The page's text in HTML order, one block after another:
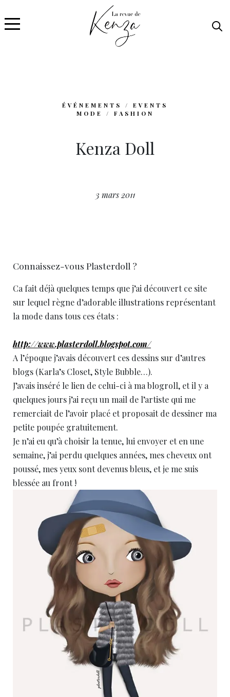
ÉVÉNEMENTS / EVENTS
MODE / FASHION
Kenza Doll
3 mars 2011
Connaissez-vous Plasterdoll ?
Ca fait déjà quelques temps que j’ai découvert ce site
sur lequel règne d’adorable illustrations représentant
la mode dans tous ces états :
http://www.plasterdoll.blogspot.com/
A l’époque j’avais découvert ces dessins sur d’autres
blogs (Karla’s Closet, Style Bubble…).
J’avais inséré le lien de celui-ci à ma blogroll, et il y a
quelques jours j’ai reçu un mail de l’artiste qui me
remerciait de l’avoir placé et proposait de dessiner ma
petite poupée gratuitement.
Je n’ai eu qu’à choisir la tenue, lui envoyer et en une
semaine, j’ai perdu quelques années, mes cheveux ont
poussé, mes yeux sont devenus bleus, et je me suis
blessée au front !